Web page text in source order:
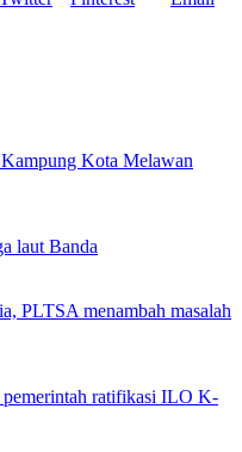
Kota Melawan
laut Banda
PLTSA menambah masalah
pemerintah ratifikasi ILO K-